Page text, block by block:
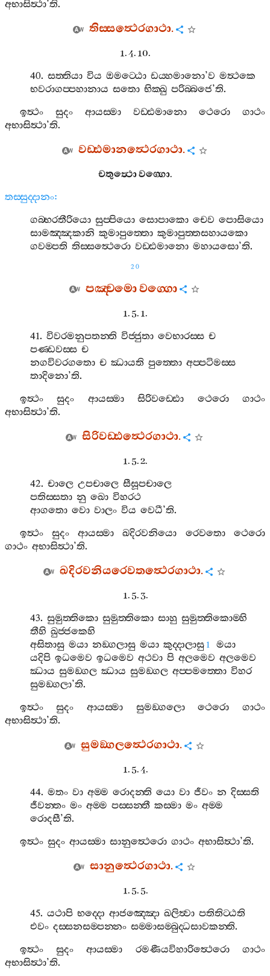
අභාසිත්‍ථා’ති.
තිස‍්සත්‍ථෙරගාථා.
1. 4. 10.
40.සත‍්තියා විය ඔමට‍්ඨො ඩය‍්හමානො’ව මත්‍ථකෙ
භවරාගප‍්පහානාය සතො භික‍්ඛු පරිබ‍්බජෙ’ති.
ඉත්‍ථං
සුදං ආයස‍්මා වඩ‍්ඪමානො ථෙරො
ගාථං
අභාසිත්‍ථා’ති.
වඩ‍්ඪමානත්‍ථෙරගාථා.
චතුත්‍ථොවග‍්ගො.
තස‍්සුද‍්දානං:
ගබ‍්භරතීරියො සුප‍්පියො සොපාකො චෙව පොසියො
සාමඤ‍්ඤකානි කුමාපුත‍්තො කුමාපුත‍්තසහායකො
ගවම‍්පති තිස‍්සත්‍ථෙරො වඩ‍්ඪමානො මහායසො’ති.
20
පඤ‍්චමොවග‍්ගො
1. 5. 1.
41.විවරමනුපතන‍්ති විජ‍්ජුතා වෙභාරස‍්ස ච
පණ‍්ඩවස‍්ස ච
නගවිවරගතො ච ඣායති පුත‍්තො අප‍්පටිමස‍්ස
තාදිනො’ති.
ඉත්‍ථං
සුදං ආයස‍්මා සිරිවඩ‍්ඪො ථෙරො
ගාථං
අභාසිත්‍ථා’ති.
සිරිවඩ‍්ඪත්‍ථෙරගාථා.
1. 5. 2.
42.චාලෙ උපචාලෙ සීසූපචාලෙ
පතිස‍්සතා නු ඛො විහරථ
ආගතො වො වාලං විය වෙධී’ති.
ඉත්‍ථං
සුදං ආයස‍්මා ඛදිරවනියො රෙවතො
ථෙරො
ගාථං අභාසිත්‍ථා’ති.
ඛදිරවනියරෙවතත්‍ථෙරගාථා.
1. 5. 3.
43.සුමුත‍්තිකො සුමුත‍්තිකො සාහු සුමුත‍්තිකොම‍්හි
තීහි ඛුජ‍්ජකෙහි
අසිතාසු මයා නඞ‍්ගලාසු මයා කුද‍්දාලාසු 1
මයා
යදිපි ඉධමෙව ඉධමෙව අථවා පි අලමෙව අලමෙව
ඣාය සුමඞ‍්ගල ඣාය සුමඞ‍්ගල අප‍්පමත‍්තො විහර
සුමඞ‍්ගලා’ති.
ඉත්‍ථං
සුදං ආයස‍්මා සුමඞ‍්ගලො ථෙරො
ගාථං
අභාසිත්‍ථා’ති.
සුමඞ‍්ගලත්‍ථෙරගාථා.
1. 5. 4.
44.මතං වා අම‍්ම රොදන‍්ති යො වා ජීවං න දිස‍්සති
ජීවන‍්තං මං අම‍්ම පස‍්සන‍්තී කස‍්මා මං අම‍්ම
රොදසී’ති.
ඉත්‍ථං සුදං ආයස‍්මා සානුත්‍ථෙරො ගාථං අභාසිත්‍ථා’ති.
සානුත්‍ථෙරගාථා.
1. 5. 5.
45.යථාපි භද‍්දො ආජඤ‍්ඤො ඛලිත්‍වා පතිතිට‍්ඨති
එවං දස‍්සනසම‍්පන‍්නං සම‍්මාසම‍්බුද‍්ධසාවකන‍්ති.
ඉත්‍ථං
සුදං ආයස‍්මා රමණීයවිහාරිත්‍ථෙරො
ගාථං
අභාසිත්‍ථා’ති.